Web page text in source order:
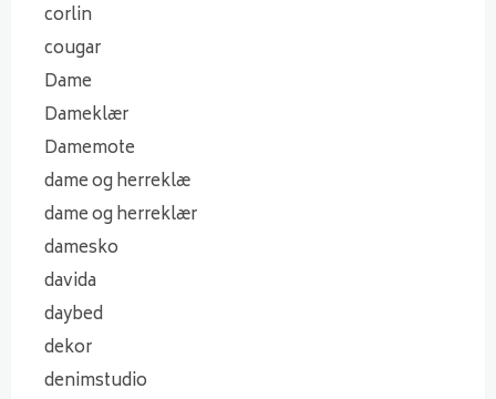
corlin
cougar
Dame
Dameklær
Damemote
dame og herreklæ
dame og herreklær
damesko
davida
daybed
dekor
denimstudio